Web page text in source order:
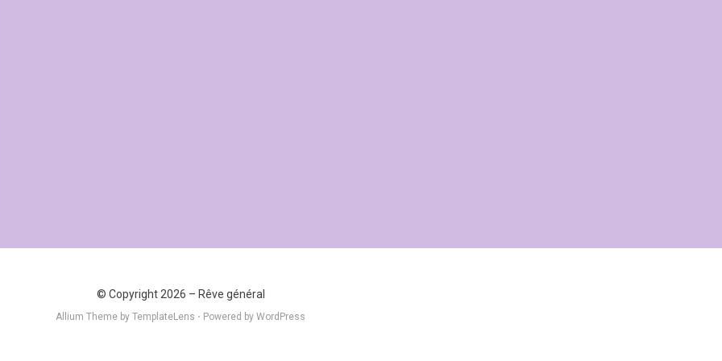
© Copyright 2026 – Rêve général
Allium Theme by TemplateLens ⋅ Powered by WordPress